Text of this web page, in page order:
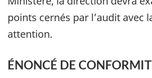
points cernés par l’audit avec
attention.
ÉNONCÉ DE